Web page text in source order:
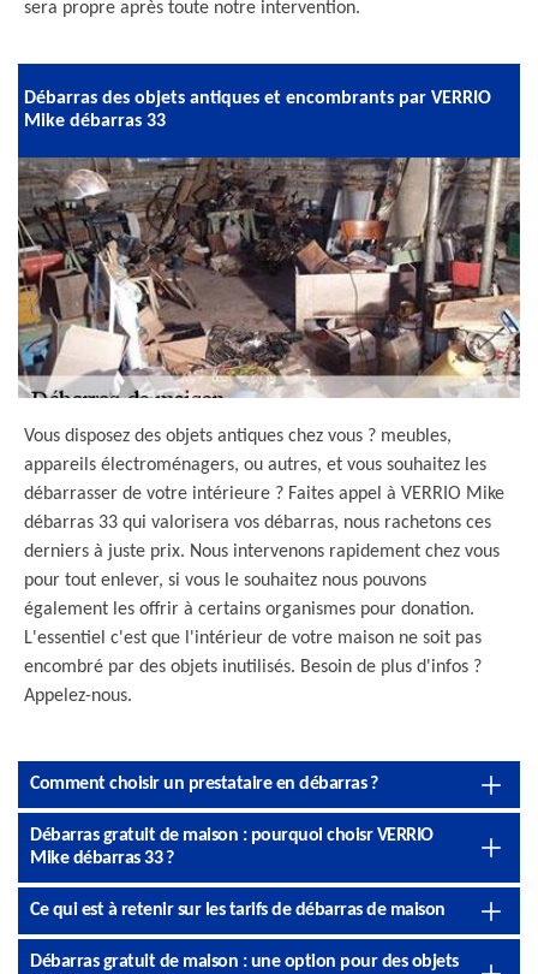
sera propre après toute notre intervention.
Débarras des objets antiques et encombrants par VERRIO
Mike débarras 33
Vous disposez des objets antiques chez vous ? meubles,
appareils électroménagers, ou autres, et vous souhaitez les
débarrasser de votre intérieure ? Faites appel à VERRIO Mike
débarras 33 qui valorisera vos débarras, nous rachetons ces
derniers à juste prix. Nous intervenons rapidement chez vous
pour tout enlever, si vous le souhaitez nous pouvons
également les offrir à certains organismes pour donation.
L'essentiel c'est que l'intérieur de votre maison ne soit pas
encombré par des objets inutilisés. Besoin de plus d'infos ?
Appelez-nous.
Comment choisir un prestataire en débarras ?
Débarras gratuit de maison : pourquoi choisr VERRIO
Mike débarras 33 ?
Ce qui est à retenir sur les tarifs de débarras de maison
Débarras gratuit de maison : une option pour des objets